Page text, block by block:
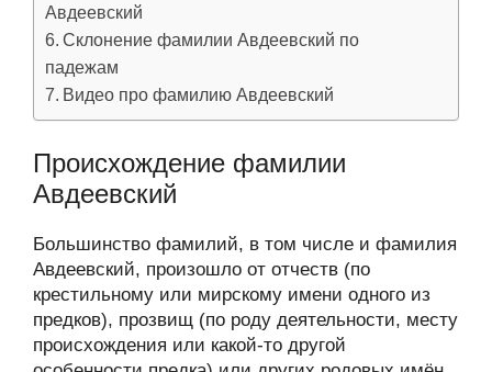
Авдеевский
Склонение фамилии Авдеевский по
падежам
Видео про фамилию Авдеевский
Происхождение фамилии
Авдеевский
Большинство фамилий, в том числе и фамилия
Авдеевский, произошло от отчеств (по
крестильному или мирскому имени одного из
предков), прозвищ (по роду деятельности, месту
происхождения или какой-то другой